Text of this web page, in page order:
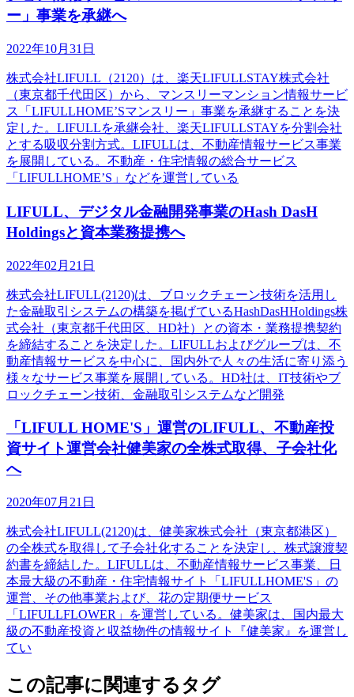
ー」事業を承継へ
2022年10月31日
株式会社LIFULL（2120）は、楽天LIFULLSTAY株式会社
（東京都千代田区）から、マンスリーマンション情報サービ
ス「LIFULLHOME’Sマンスリー」事業を承継することを決
定した。LIFULLを承継会社、楽天LIFULLSTAYを分割会社
とする吸収分割方式。LIFULLは、不動産情報サービス事業
を展開している。不動産・住宅情報の総合サービス
「LIFULLHOME’S」などを運営している
LIFULL、デジタル金融開発事業のHash DasH
Holdingsと資本業務提携へ
2022年02月21日
株式会社LIFULL(2120)は、ブロックチェーン技術を活用し
た金融取引システムの構築を掲げているHashDasHHoldings株
式会社（東京都千代田区、HD社）との資本・業務提携契約
を締結することを決定した。LIFULLおよびグループは、不
動産情報サービスを中心に、国内外で人々の生活に寄り添う
様々なサービス事業を展開している。HD社は、IT技術やブ
ロックチェーン技術、金融取引システムなど開発
「LIFULL HOME'S」運営のLIFULL、不動産投
資サイト運営会社健美家の全株式取得、子会社化
へ
2020年07月21日
株式会社LIFULL(2120)は、健美家株式会社（東京都港区）
の全株式を取得して子会社化することを決定し、株式譲渡契
約書を締結した。LIFULLは、不動産情報サービス事業、日
本最大級の不動産・住宅情報サイト「LIFULLHOME'S」の
運営、その他事業および、花の定期便サービス
「LIFULLFLOWER」を運営している。健美家は、国内最大
級の不動産投資と収益物件の情報サイト『健美家』を運営し
てい
この記事に関連するタグ